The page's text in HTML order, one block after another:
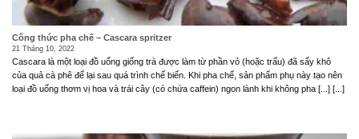
Công thức pha chế – Cascara spritzer
21 Tháng 10, 2022
Cascara là một loại đồ uống giống trà được làm từ phần vỏ (hoặc trấu) đã sấy khô
của quả cà phê để lại sau quá trình chế biến. Khi pha chế, sản phẩm phụ này tạo nên
loại đồ uống thơm vị hoa và trái cây (có chứa caffein) ngon lành khi không pha [...] [...]